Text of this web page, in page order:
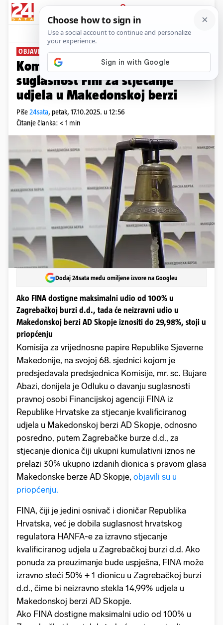
PRIJAVA
News Komentari
OBJAVILI U PRIOPĆENJU
Komisija u S. Makedoniji dala
suglasnost Fini za stjecanje
udjela u Makedonskoj berzi
Piše24sata, petak, 17.10.2025. u 12:56
Čitanje članka: < 1 min
Dodaj 24sata među omiljene izvore na Googleu
Ako FINA dostigne maksimalni udio od 100% u
Zagrebačkoj burzi d.d., tada će neizravni udio u
Makedonskoj berzi AD Skopje iznositi do 29,98%, stoji u
priopćenju
Komisija za vrijednosne papire Republike Sjeverne
Makedonije, na svojoj 68. sjednici kojom je
predsjedavala predsjednica Komisije, mr. sc. Bujare
Abazi, donijela je Odluku o davanju suglasnosti
pravnoj osobi Financijskoj agenciji FINA iz
Republike Hrvatske za stjecanje kvalificiranog
udjela u Makedonskoj berzi AD Skopje, odnosno
posredno, putem Zagrebačke burze d.d., za
stjecanje dionica čiji ukupni kumulativni iznos ne
prelazi 30% ukupno izdanih dionica s pravom glasa
Makedonske berze AD Skopje, objavili su u
priopćenju.
FINA, čiji je jedini osnivač i dioničar Republika
Hrvatska, već je dobila suglasnost hrvatskog
regulatora HANFA-e za izravno stjecanje
kvalificiranog udjela u Zagrebačkoj burzi d.d. Ako
ponuda za preuzimanje bude uspješna, FINA može
izravno steći 50% + 1 dionicu u Zagrebačkoj burzi
d.d., čime bi neizravno stekla 14,99% udjela u
Makedonskoj berzi AD Skopje.
Ako FINA dostigne maksimalni udio od 100% u